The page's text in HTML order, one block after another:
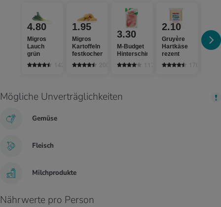
4.80
Migros
Lauch
grün
1436
1.95
Migros
Kartoffeln
festkochend
2000
3.30
M-Budget
Hinterschinken
1172
2.10
Gruyère
Hartkäse
rezent
1703
Salz
Mögliche Unverträglichkeiten
Gemüse
Fleisch
Milchprodukte
Nährwerte pro Person